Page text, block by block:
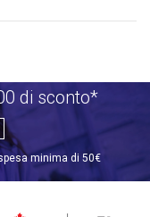
di sconto*
minima di 50€